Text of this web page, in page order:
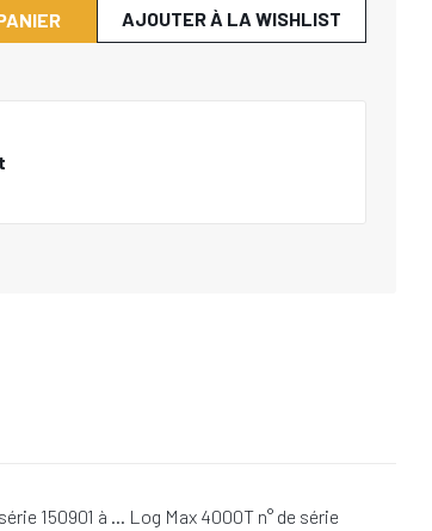
AJOUTER À LA WISHLIST
150901 à … Log Max 4000T n° de série